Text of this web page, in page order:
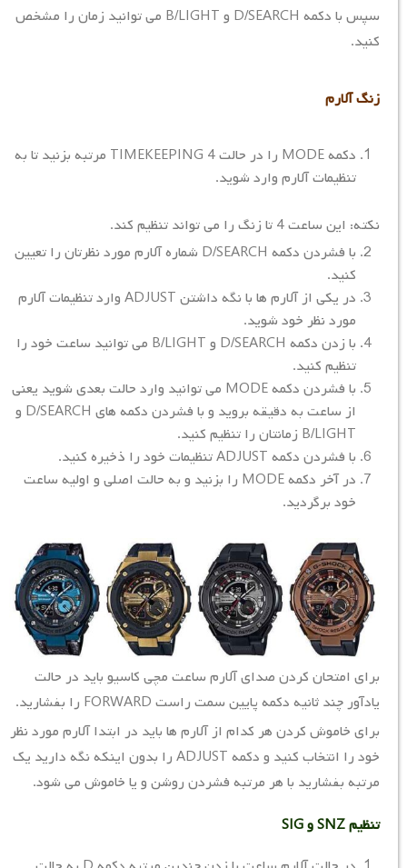
سپس با دکمه D/SEARCH و B/LIGHT می توانید زمان را مشخص
کنید.
زنگ آلارم
دکمه MODE را در حالت TIMEKEEPING 4 مرتبه بزنید تا به
تنظیمات آلارم وارد شوید.
نکته: این ساعت 4 تا زنگ را می تواند تنظیم کند.
با فشردن دکمه D/SEARCH شماره آلارم مورد نظرتان را تعیین
کنید.
در یکی از آلارم ها با نگه داشتن ADJUST وارد تنظیمات آلارم
مورد نظر خود شوید.
با زدن دکمه D/SEARCH و B/LIGHT می توانید ساعت خود را
تنظیم کنید.
با فشردن دکمه MODE می توانید وارد حالت بعدی شوید یعنی
از ساعت به دقیقه بروید و با فشردن دکمه های D/SEARCH و
B/LIGHT زمانتان را تنظیم کنید.
با فشردن دکمه ADJUST تنظیمات خود را ذخیره کنید.
در آخر دکمه MODE را بزنید و به حالت اصلی و اولیه ساعت
خود برگردید.
برای امتحان کردن صدای آلارم ساعت مچی کاسیو باید در حالت
یادآور چند ثانیه دکمه پایین سمت راست FORWARD را بفشارید.
برای خاموش کردن هر کدام از آلارم ها باید در ابتدا آلارم مورد نظر
خود را انتخاب کنید و دکمه ADJUST را بدون اینکه نگه دارید یک
مرتبه بفشارید با هر مرتبه فشردن روشن و یا خاموش می شود.
تنظیم SNZ و SIG